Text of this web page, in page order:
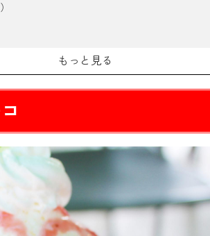
もっと見る